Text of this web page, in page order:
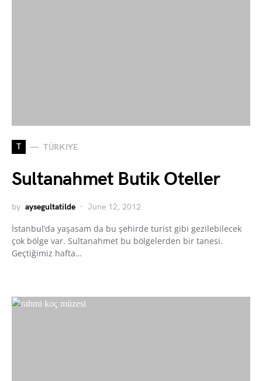
T TÜRKIYE
Sultanahmet Butik Oteller
by aysegultatilde June 12, 2012
İstanbul’da yaşasam da bu şehirde turist gibi gezilebilecek
çok bölge var. Sultanahmet bu bölgelerden bir tanesi.
Geçtiğimiz hafta…